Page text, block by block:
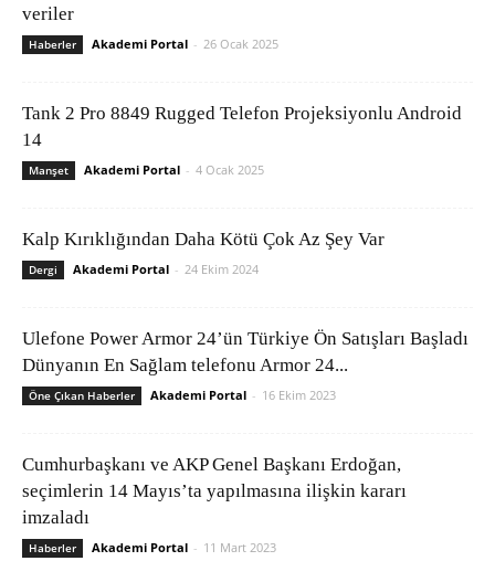
veriler
Haberler Akademi Portal - 26 Ocak 2025
Tank 2 Pro 8849 Rugged Telefon Projeksiyonlu Android
14
Manşet Akademi Portal - 4 Ocak 2025
Kalp Kırıklığından Daha Kötü Çok Az Şey Var
Dergi Akademi Portal - 24 Ekim 2024
Ulefone Power Armor 24’ün Türkiye Ön Satışları Başladı
Dünyanın En Sağlam telefonu Armor 24...
Öne Çıkan Haberler Akademi Portal - 16 Ekim 2023
Cumhurbaşkanı ve AKP Genel Başkanı Erdoğan,
seçimlerin 14 Mayıs’ta yapılmasına ilişkin kararı
imzaladı
Haberler Akademi Portal - 11 Mart 2023